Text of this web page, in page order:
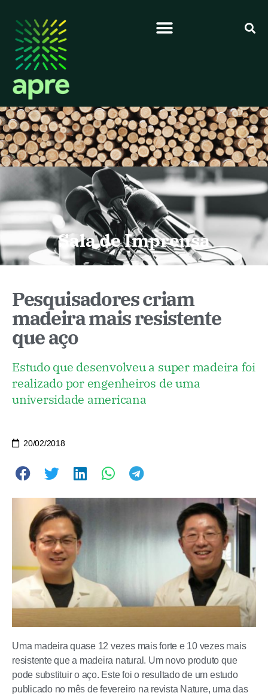
Sala de Imprensa
Pesquisadores criam
madeira mais resistente
que aço
Estudo que desenvolveu a super madeira foi
realizado por engenheiros de uma
universidade americana
20/02/2018
Uma madeira quase 12 vezes mais forte e 10 vezes mais
resistente que a madeira natural. Um novo produto que
pode substituir o aço. Este foi o resultado de um estudo
publicado no mês de fevereiro na revista Nature, uma das